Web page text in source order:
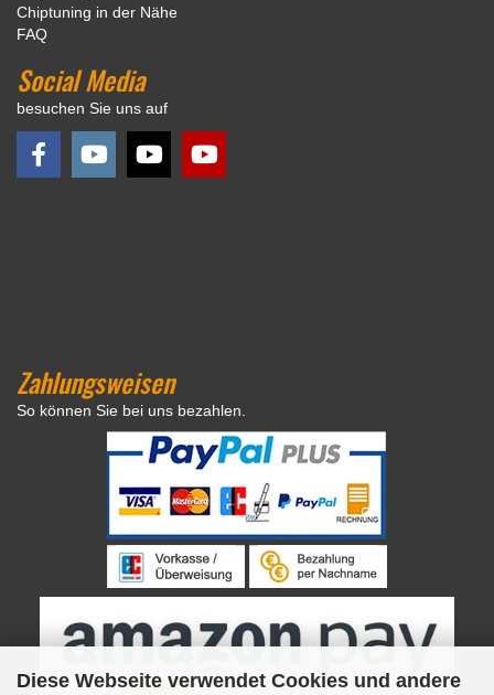
Diese Webseite verwendet Cookies und andere
Chiptuning in der Nähe
FAQ
Social Media
besuchen Sie uns auf
Zahlungsweisen
So können Sie bei uns bezahlen.